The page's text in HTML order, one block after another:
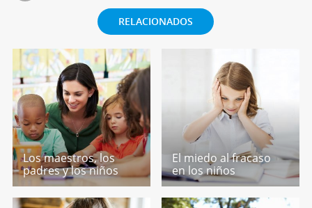
RELACIONADOS
Los maestros, los
padres y los niños
El miedo al fracaso
en los niños